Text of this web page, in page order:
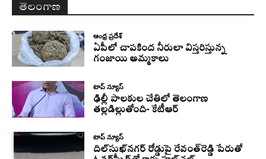
తెలంగాణ
ఆంధ్ర ప్రదేశ్
ఏపీలో చాపకింద నీరులా విస్తరిస్తున్న
గంజాయి అమ్మకాలు
టాప్ న్యూస్
ఢిల్లీ పాలకుల చేతిలో తెలంగాణ
తల్లడిల్లుతోంది- కేటీఆర్
టాప్ న్యూస్
దిల్‌సుఖ్‌నగర్‌ రోడ్డుపై రేవంత్‌రెడ్డి పేరుతో